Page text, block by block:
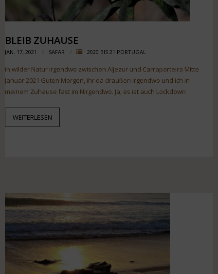
BLEIB ZUHAUSE
JAN. 17, 2021 SAFAR 2020 BIS 21 PORTUGAL
in wilder Natur irgendwo zwischen Aljezur und Carraparteira Mitte
Januar 2021 Guten Morgen, ihr da draußen irgendwo und ich in
meinem Zuhause fast im Nirgendwo. Ja, es ist auch Lockdown
WEITERLESEN